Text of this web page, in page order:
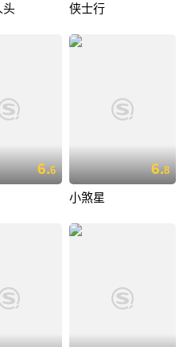
头 侠士行
6.6 6.8
小煞星